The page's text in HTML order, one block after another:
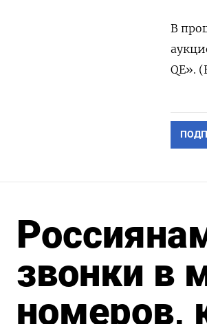
В
QE».
звонки в
номеров,